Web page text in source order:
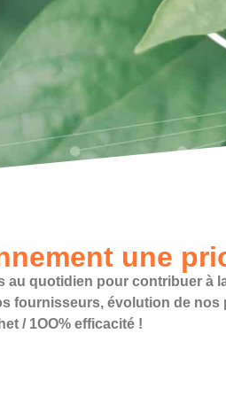
une
quotidien pour contribuer à
fournisseurs, évolution de
/ 1OO% efficacité !